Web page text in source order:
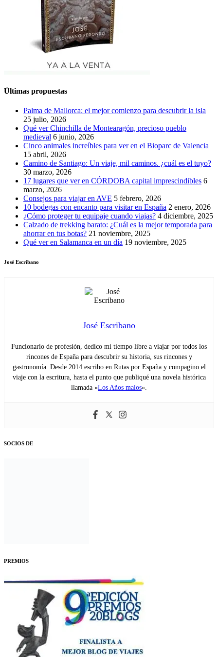
Últimas propuestas
Palma de Mallorca: el mejor comienzo para descubrir la isla
25 julio, 2026
Qué ver Chinchilla de Montearagón, precioso pueblo
medieval 6 junio, 2026
Cinco animales increíbles para ver en el Bioparc de Valencia
15 abril, 2026
Camino de Santiago: Un viaje, mil caminos. ¿cuál es el tuyo?
30 marzo, 2026
17 lugares que ver en CÓRDOBA capital imprescindibles 6
marzo, 2026
Consejos para viajar en AVE 5 febrero, 2026
10 bodegas con encanto para visitar en España 2 enero, 2026
¿Cómo proteger tu equipaje cuando viajas? 4 diciembre, 2025
Calzado de trekking barato: ¿Cuál es la mejor temporada para
ahorrar en tus botas? 21 noviembre, 2025
Qué ver en Salamanca en un día 19 noviembre, 2025
José Escribano
José Escribano
Funcionario de profesión, dedico mi tiempo libre a viajar por todos los
rincones de España para descubrir su historia, sus rincones y
gastronomía. Desde 2014 escribo en Rutas por España y compagino el
viaje con la escritura, hasta el punto que publiqué una novela histórica
llamada «Los Años malos«.
SOCIOS DE
PREMIOS